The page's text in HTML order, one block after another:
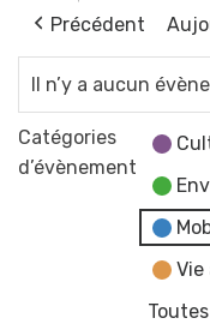
Précédent
Il n’y a aucun
Catégories
d’évènement
Vie